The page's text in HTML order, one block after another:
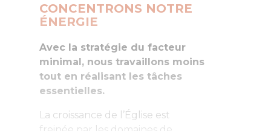
CONCENTRONS NOTRE
ÉNERGIE
Avec la stratégie du facteur
minimal, nous travaillons moins
tout en réalisant les tâches
essentielles.
La croissance de l’Église est